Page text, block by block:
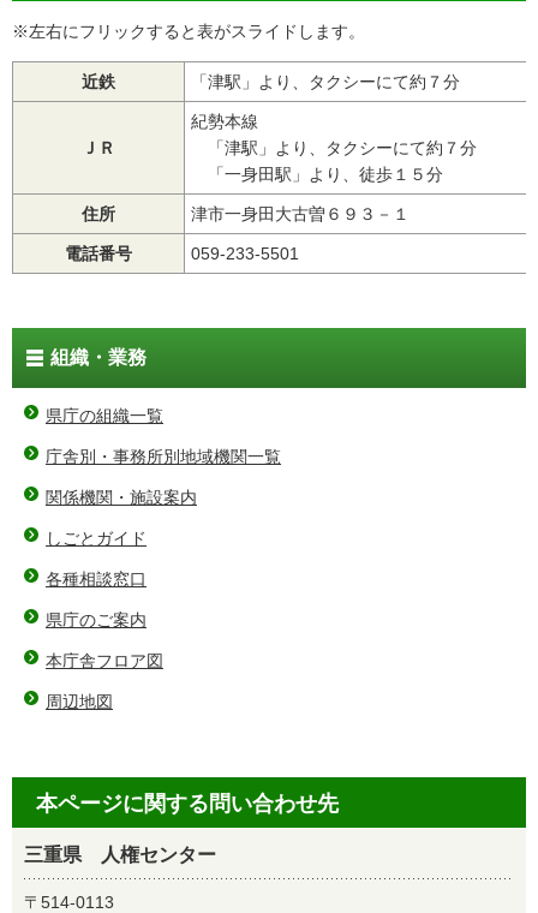
※左右にフリックすると表がスライドします。
近鉄 「津駅」より、タクシーにて約７分
ＪＲ
紀勢本線
「津駅」より、タクシーにて約７分
「一身田駅」より、徒歩１５分
住所 津市一身田大古曽６９３－１
電話番号 059-233-5501
組織・業務
県庁の組織一覧
庁舎別・事務所別地域機関一覧
関係機関・施設案内
しごとガイド
各種相談窓口
県庁のご案内
本庁舎フロア図
周辺地図
本ページに関する問い合わせ先
三重県 人権センター
〒514-0113